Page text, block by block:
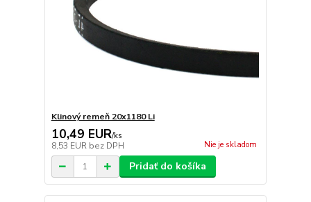
Klinový remeň 20x1180 Li
10,49 EUR/ks
8,53 EUR bez DPH Nie je skladom
Pridať do košíka